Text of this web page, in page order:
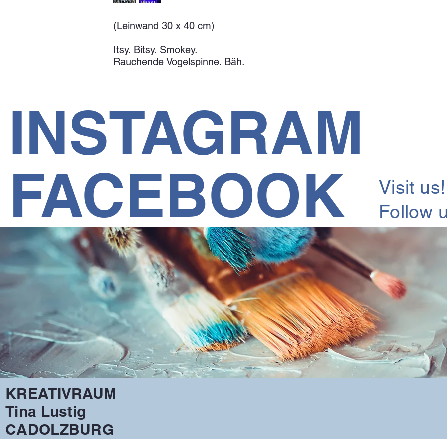
(Leinwand 30 x 40 cm)
Itsy. Bitsy. Smokey.
Rauchende Vogelspinne. Bäh.
INSTAGRAM
FACEBOOK
Visit us!
Follow
KREATIVRAUM
Tina Lustig
CADOLZBURG